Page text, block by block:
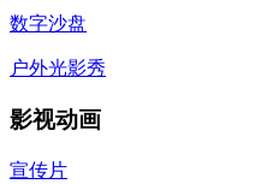
数字沙盘
户外光影秀
影视动画
宣传片